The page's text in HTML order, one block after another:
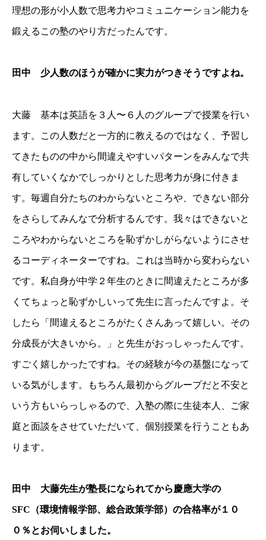
理想の形が小人数で思考力やコミュニケーション能力を
鍛えるこの塾のやり方だったんです。
田中 少人数のほうが確かに実力がつきそうですよね。
大藤 基本は英語を３人〜６人のグループで授業を行い
ます。この人数だと一方的に教えるのではなく、予習し
てきたものの中から間違えやすいパターンをみんなで共
有していくなかでしっかりとした思考力が身に付きま
す。毎週自分たちのわからないところや、できない部分
をさらしてみんなで分析するんです。我々はできないと
ころやわからないところを恥ずかしがらないようにさせ
るコーディネーターですね。これは当時から変わらない
です。私自身が中学２年生のときに間違えたところが多
くてちょっと恥ずかしいって先生に言ったんですよ。そ
したら「間違えるところがたくさんあって嬉しい。その
分成長が大きいから。」と先生がおっしゃったんです。
すごく嬉しかったですね。その経験が今の基盤になって
いる気がします。もちろん最初からグループだと不安と
いう方もいらっしゃるので、入塾の際に生徒本人、ご家
庭と面談をさせていただいて、個別授業を行うこともあ
ります。
田中 大藤先生が塾長になられてから慶應大学の
SFC（環境情報学部、総合政策学部）の合格率が１０
０％とお伺いしました。